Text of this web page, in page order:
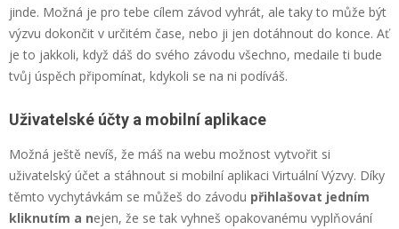
jinde. Možná je pro tebe cílem závod vyhrát, ale taky to může být
výzvu dokončit v určitém čase, nebo ji jen dotáhnout do konce. Ať
je to jakkoli, když dáš do svého závodu všechno, medaile ti bude
tvůj úspěch připomínat, kdykoli se na ni podíváš.
Uživatelské účty a mobilní aplikace
Možná ještě nevíš, že máš na webu možnost vytvořit si
uživatelský účet a stáhnout si mobilní aplikaci Virtuální Výzvy. Díky
těmto vychytávkám se můžeš do závodu přihlašovat jedním
kliknutím a nejen, že se tak vyhneš opakovanému vyplňování